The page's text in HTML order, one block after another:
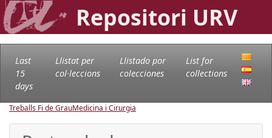
Repositori URV
Last
15
days
Llistat per
col·leccions
Llistado por
colecciones
List for
collections
Treballs Fi de GrauMedicina i Cirurgia